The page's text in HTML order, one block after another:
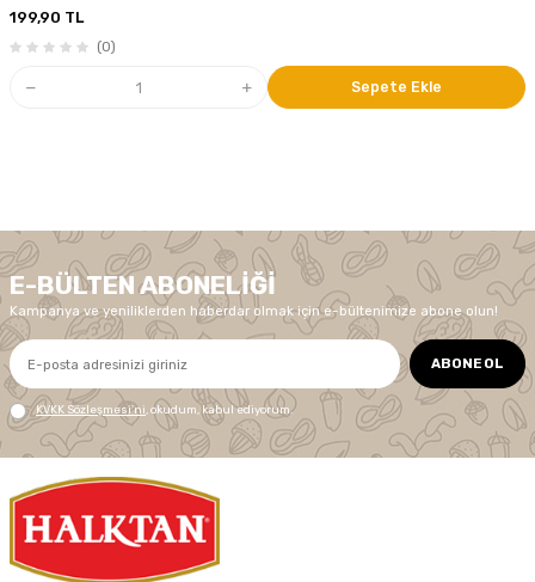
199,90 TL
(0)
Sepete Ekle
E-BÜLTEN ABONELIĞI
Kampanya ve yeniliklerden haberdar olmak için e-bültenimize abone olun!
ABONE OL
KVKK Sözleşmesi'ni , okudum, kabul ediyorum.